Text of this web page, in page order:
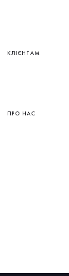
КЛІЄНТАМ
ПРО НАС